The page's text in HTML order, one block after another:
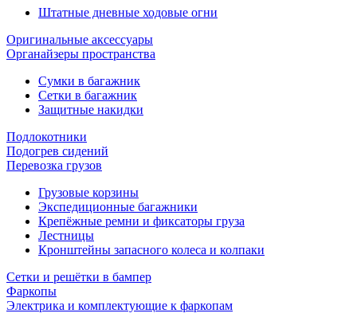
Штатные дневные ходовые огни
Оригинальные аксессуары
Органайзеры пространства
Сумки в багажник
Сетки в багажник
Защитные накидки
Подлокотники
Подогрев сидений
Перевозка грузов
Грузовые корзины
Экспедиционные багажники
Крепёжные ремни и фиксаторы груза
Лестницы
Кронштейны запасного колеса и колпаки
Сетки и решётки в бампер
Фаркопы
Электрика и комплектующие к фаркопам